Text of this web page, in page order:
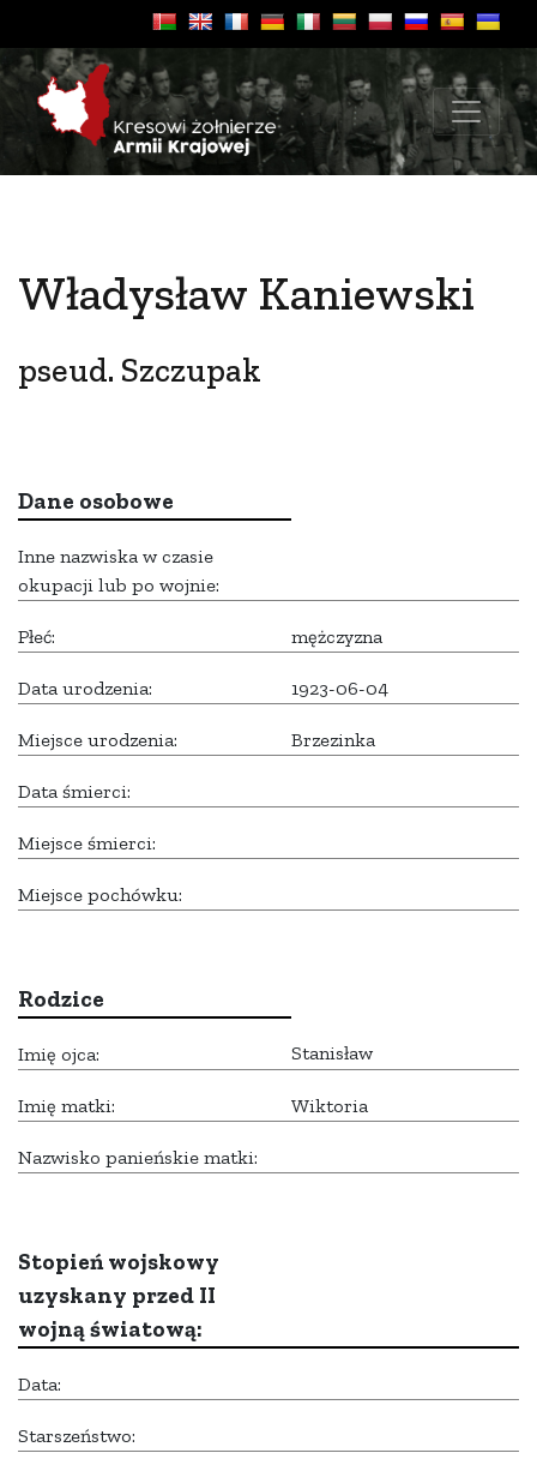
Władysław Kaniewski
pseud. Szczupak
Dane osobowe
Inne nazwiska w czasie
okupacji lub po wojnie:
Płeć: mężczyzna
Data urodzenia: 1923-06-04
Miejsce urodzenia: Brzezinka
Data śmierci:
Miejsce śmierci:
Miejsce pochówku:
Rodzice
Imię ojca: Stanisław
Imię matki: Wiktoria
Nazwisko panieńskie matki:
Stopień wojskowy
uzyskany przed II
wojną światową:
Data:
Starszeństwo: